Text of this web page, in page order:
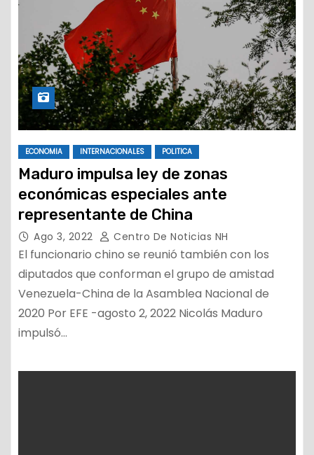
ECONOMIA INTERNACIONALES POLITICA
Maduro impulsa ley de zonas
económicas especiales ante
representante de China
Ago 3, 2022 Centro De Noticias NH
El funcionario chino se reunió también con los
diputados que conforman el grupo de amistad
Venezuela-China de la Asamblea Nacional de
2020 Por EFE -agosto 2, 2022 Nicolás Maduro
impulsó…